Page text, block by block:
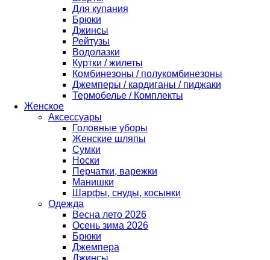
Для купания
Брюки
Джинсы
Рейтузы
Водолазки
Куртки / жилеты
Комбинезоны / полукомбинезоны
Джемперы / кардиганы / пиджаки
Термобелье / Комплекты
Женское
Аксессуары
Головные уборы
Женские шляпы
Сумки
Носки
Перчатки, варежки
Манишки
Шарфы, снуды, косынки
Одежда
Весна лето 2026
Осень зима 2026
Брюки
Джемпера
Джинсы